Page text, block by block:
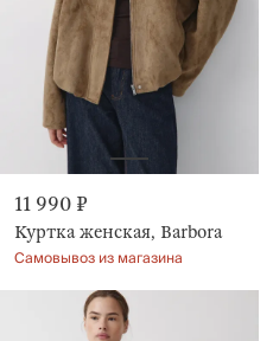
11 990 ₽
Куртка женская, Barbora
Самовывоз из магазина